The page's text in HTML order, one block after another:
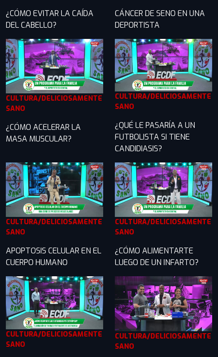
¿CÓMO EVITAR LA CAÍDA
DEL CABELLO?
CÁNCER DE SENO EN UNA
DEPORTISTA
CULTURA/DELICIOSAMENTE
SANO
¿CÓMO ACELERAR LA
MASA MUSCULAR?
CULTURA/DELICIOSAMENTE
SANO
¿QUÉ LE PASARÍA A UN
FUTBOLISTA SI TIENE
CANDIDIASIS?
CULTURA/DELICIOSAMENTE
SANO
APOPTOSIS CELULAR EN EL
CUERPO HUMANO
CULTURA/DELICIOSAMENTE
SANO
¿CÓMO ALIMENTARTE
LUEGO DE UN INFARTO?
CULTURA/DELICIOSAMENTE
SANO
CULTURA/DELICIOSAMENTE
SANO